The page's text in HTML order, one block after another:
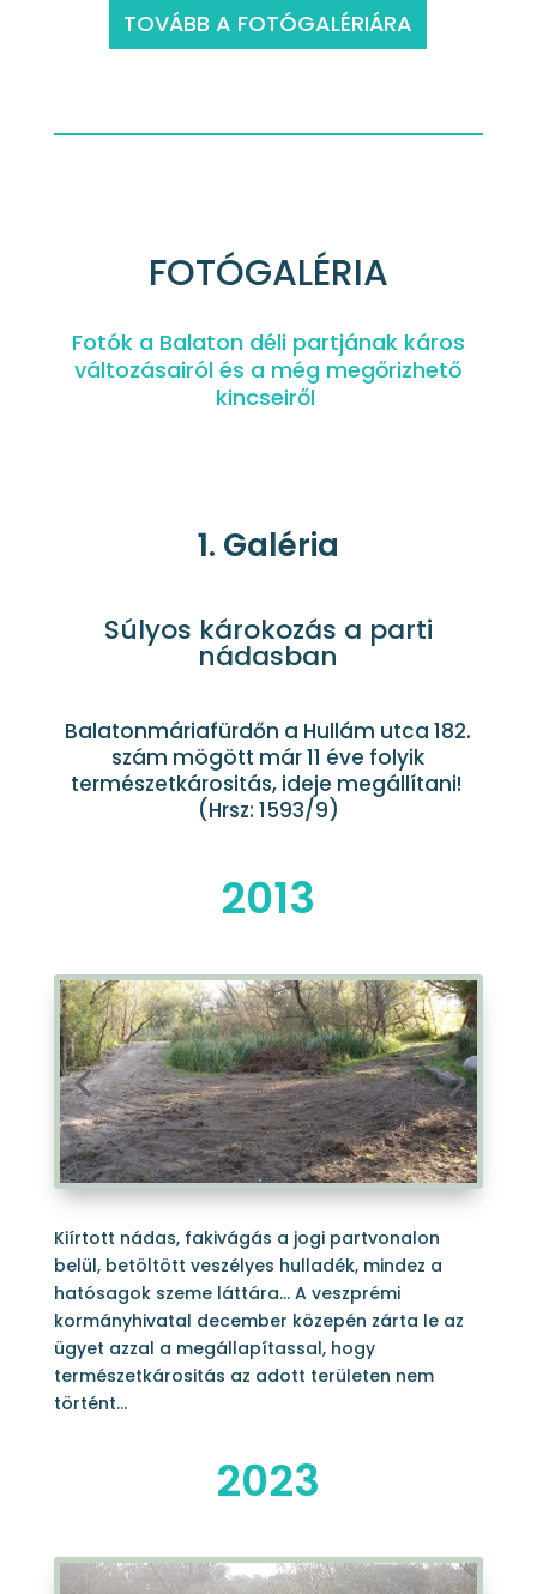
TOVÁBB A FOTÓGALÉRIÁRA
FOTÓGALÉRIA
Fotók a Balaton déli partjának káros
változásairól és a még megőrizhető
kincseiről
1. Galéria
Súlyos károkozás a parti
nádasban
Balatonmáriafürdőn a Hullám utca 182.
szám mögött már 11 éve folyik
természetkárositás, ideje megállítani!
(Hrsz: 1593/9)
2013
Kiírtott nádas, fakivágás a jogi partvonalon
belül, betöltött veszélyes hulladék, mindez a
hatósagok szeme láttára… A veszprémi
kormányhivatal december közepén zárta le az
ügyet azzal a megállapítassal, hogy
természetkárositás az adott területen nem
történt…
2023